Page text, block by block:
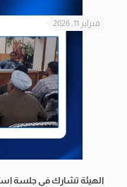
فبراير 11, 2026
الهيئة تشارك في جلسة